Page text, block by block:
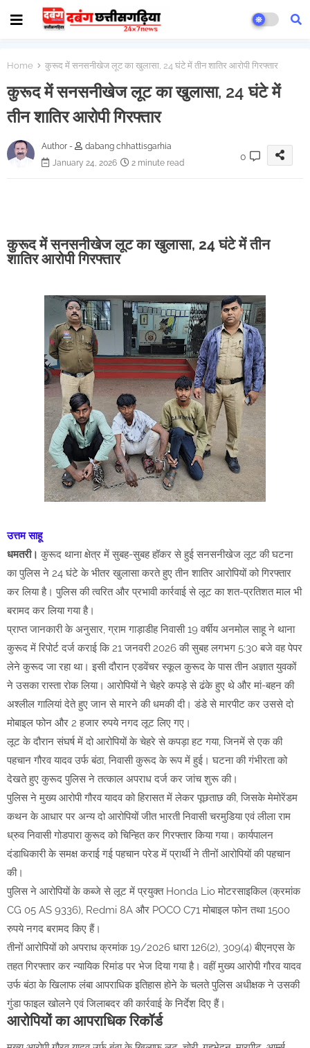
Home कुरूद में सनसनीखेज लूट का खुलासा, 24 घंटे में तीन शातिर आरोपी गिरफ्तार
कुरूद में सनसनीखेज लूट का खुलासा, 24 घंटे में
तीन शातिर आरोपी गिरफ्तार
Author -
dabang chhattisgarhia
January 24, 2026
2 minute read
0
कुरूद में सनसनीखेज लूट का खुलासा, 24 घंटे में तीन
शातिर आरोपी गिरफ्तार
उत्तम साहू
धमतरी।कुरूद थाना क्षेत्र में सुबह-सुबह हॉकर से हुई सनसनीखेज लूट की घटना
का पुलिस ने 24 घंटे के भीतर खुलासा करते हुए तीन शातिर आरोपियों को गिरफ्तार
कर लिया है। पुलिस की त्वरित और प्रभावी कार्रवाई से लूट का शत-प्रतिशत माल भी
बरामद कर लिया गया है।
प्राप्त जानकारी के अनुसार, ग्राम गाड़ाडीह निवासी 19 वर्षीय अनमोल साहू ने थाना
कुरूद में रिपोर्ट दर्ज कराई कि 21 जनवरी 2026 की सुबह लगभग 5:30 बजे वह पेपर
लेने कुरूद जा रहा था। इसी दौरान एडवेंचर स्कूल कुरूद के पास तीन अज्ञात युवकों
ने उसका रास्ता रोक लिया। आरोपियों ने चेहरे कपड़े से ढंके हुए थे और मां-बहन की
अश्लील गालियां देते हुए जान से मारने की धमकी दी। डंडे से मारपीट कर उससे दो
मोबाइल फोन और 2 हजार रुपये नगद लूट लिए गए।
लूट के दौरान संघर्ष में दो आरोपियों के चेहरे से कपड़ा हट गया, जिनमें से एक की
पहचान गौरव यादव उर्फ बंठा, निवासी कुरूद के रूप में हुई। घटना की गंभीरता को
देखते हुए कुरूद पुलिस ने तत्काल अपराध दर्ज कर जांच शुरू की।
पुलिस ने मुख्य आरोपी गौरव यादव को हिरासत में लेकर पूछताछ की, जिसके मेमोरेंडम
कथन के आधार पर अन्य दो आरोपियों जीत भारती निवासी चरमुडिया एवं लीला राम
ध्रुव निवासी गोडपारा कुरूद को चिन्हित कर गिरफ्तार किया गया। कार्यपालन
दंडाधिकारी के समक्ष कराई गई पहचान परेड में प्रार्थी ने तीनों आरोपियों की पहचान
की।
पुलिस ने आरोपियों के कब्जे से लूट में प्रयुक्त Honda Lio मोटरसाइकिल (क्रमांक
CG 05 AS 9336), Redmi 8A और POCO C71 मोबाइल फोन तथा 1500
रुपये नगद बरामद किए हैं।
तीनों आरोपियों को अपराध क्रमांक 19/2026 धारा 126(2), 309(4) बीएनएस के
तहत गिरफ्तार कर न्यायिक रिमांड पर भेज दिया गया है। वहीं मुख्य आरोपी गौरव यादव
उर्फ बंठा के खिलाफ लंबा आपराधिक इतिहास होने के चलते पुलिस अधीक्षक ने उसकी
गुंडा फाइल खोलने एवं जिलाबदर की कार्रवाई के निर्देश दिए हैं।
आरोपियों का आपराधिक रिकॉर्ड